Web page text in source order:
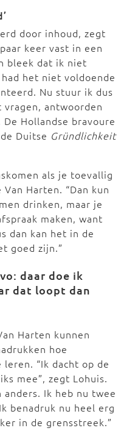
door inhoud, zegt
keer vast in een
bleek dat ik niet
het niet voldoende
Nu stuur ik dus
antwoorden
Hollandse bravoure
Duitse Gründlichkeit
als je toevallig
Harten. “Dan kun
drinken, maar je
maken, want
dan kan het in de
goed zijn.”
daar doe ik
dat loopt dan
Harten kunnen
hoe
“Ik dacht op de
mee”, zegt Lohuis.
anders. Ik heb nu twee
benadruk nu heel erg
in de grensstreek.”